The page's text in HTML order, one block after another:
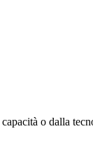
o dalla